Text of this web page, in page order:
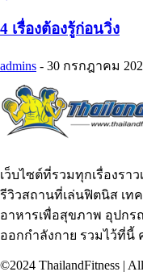
4 เรื่องต้องรู้ก่อนวิ่ง
admins - 30 กรกฎาคม
เว็บไซต์ที่รวมทุกเรื่องรา
รีวิวสถานที่เล่นฟิตนิส เท
อาหารเพื่อสุขภาพ อุปกร
ออกกำลังกาย รวมไว้ที่นี้
©2024 ThailandFitness |